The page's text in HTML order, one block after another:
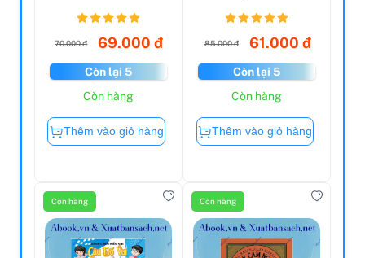
70.000 đ 69.000 đ
Còn lại 5
Còn hàng
Thêm vào giỏ hàng
Giúp ...
85.000 đ 61.000 đ
Còn lại 5
Còn hàng
Thêm vào giỏ hàng
Còn hàng Còn hàng